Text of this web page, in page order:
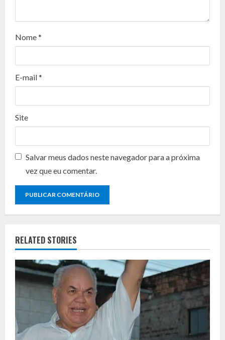
a
d
n
g
Nome*
E-mail*
Site
Salvar meus dados neste navegador para a próxima
vez que eu comentar.
RELATED STORIES